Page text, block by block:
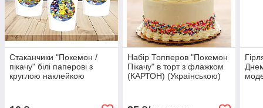
Стаканчики "Покемон /
пікачу" білі паперові з
круглою наклейкою
Набір Топперов "Покемон
Пікачу" в торт з флажком
(КАРТОН) (Українською)